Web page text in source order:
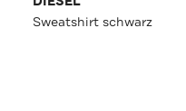
Sweatshirt schwarz